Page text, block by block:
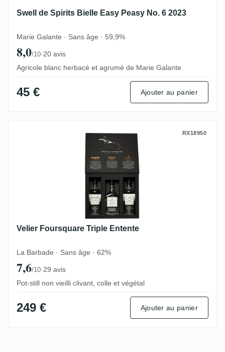
Swell de Spirits Bielle Easy Peasy No. 6 2023
Marie Galante · Sans âge · 59,9%
8,0/10·20 avis
Agricole blanc herbacé et agrumé de Marie Galante
45 € Ajouter au panier
Velier Foursquare Triple Entente RX18950
Velier Foursquare Triple Entente
La Barbade · Sans âge · 62%
7,6/10·29 avis
Pot-still non vieilli clivant, colle et végétal
249 € Ajouter au panier